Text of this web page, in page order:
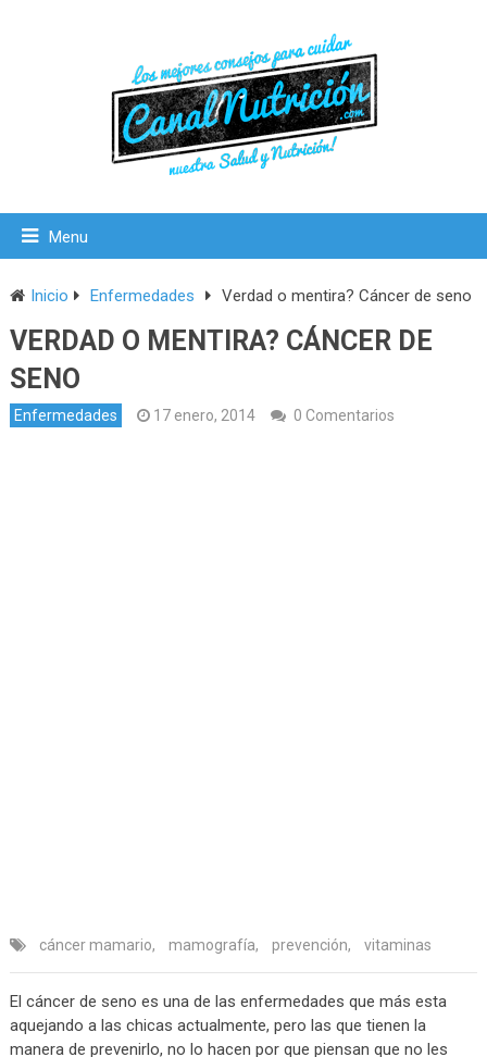
Menu
Inicio Enfermedades Verdad o mentira? Cáncer de seno
VERDAD O MENTIRA? CÁNCER DE
SENO
Enfermedades 17 enero, 2014 0 Comentarios
cáncer mamario, mamografía, prevención, vitaminas
El cáncer de seno es una de las enfermedades que más esta
aquejando a las chicas actualmente, pero las que tienen la
manera de prevenirlo, no lo hacen por que piensan que no les